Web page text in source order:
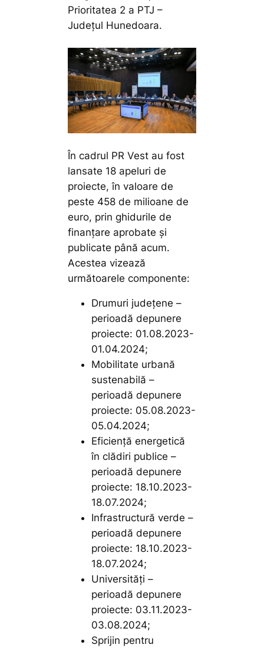
Prioritatea 2 a PTJ –
Județul Hunedoara.
În cadrul PR Vest au fost
lansate 18 apeluri de
proiecte, în valoare de
peste 458 de milioane de
euro, prin ghidurile de
finanțare aprobate și
publicate până acum.
Acestea vizează
următoarele componente:
Drumuri județene –
perioadă depunere
proiecte: 01.08.2023-
01.04.2024;
Mobilitate urbană
sustenabilă –
perioadă depunere
proiecte: 05.08.2023-
05.04.2024;
Eficiență energetică
în clădiri publice –
perioadă depunere
proiecte: 18.10.2023-
18.07.2024;
Infrastructură verde –
perioadă depunere
proiecte: 18.10.2023-
18.07.2024;
Universități –
perioadă depunere
proiecte: 03.11.2023-
03.08.2024;
Sprijin pentru